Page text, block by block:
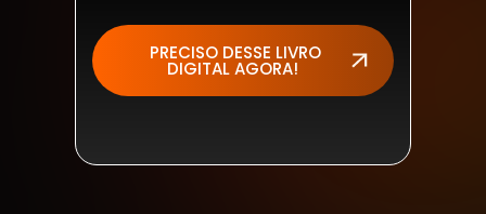
PRECISO DESSE LIVRO
DIGITAL AGORA!